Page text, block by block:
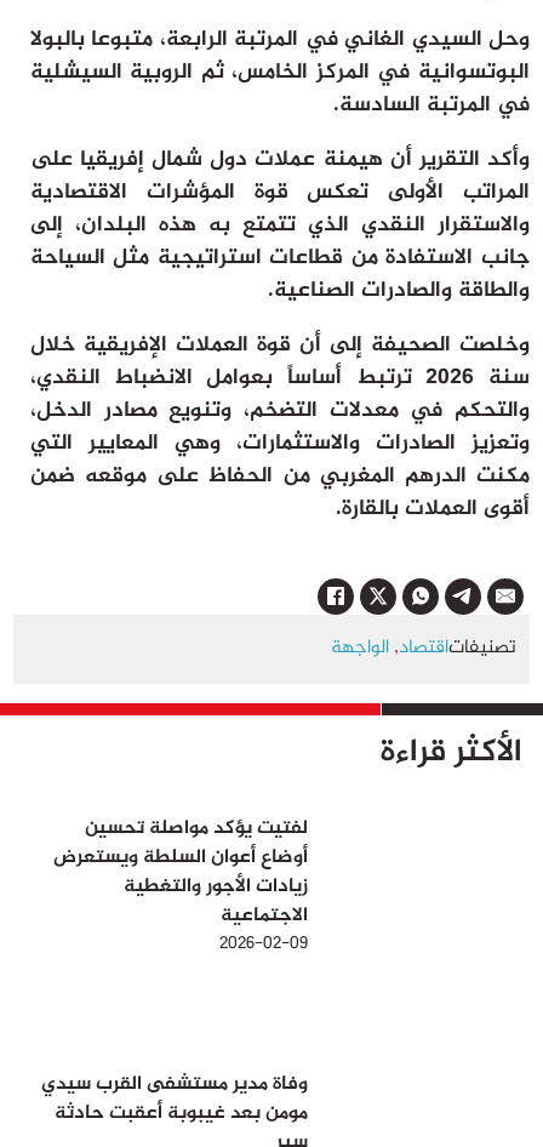
الأكثر قراءة
لفتيت يؤكد مواصلة تحسين
أوضاع أعوان السلطة ويستعرض
زيادات الأجور والتغطية
الاجتماعية
2026-02-09
وفاة مدير مستشفى القرب سيدي
مومن بعد غيبوبة أعقبت حادثة
وحل السيدي الغاني في المرتبة الرابعة، متبوعا بالبولا
البوتسوانية في المركز الخامس، ثم الروبية السيشلية
في المرتبة السادسة.
وأكد التقرير أن هيمنة عملات دول شمال إفريقيا على
المراتب الأولى تعكس قوة المؤشرات الاقتصادية
والاستقرار النقدي الذي تتمتع به هذه البلدان، إلى
جانب الاستفادة من قطاعات استراتيجية مثل السياحة
والطاقة والصادرات الصناعية.
وخلصت الصحيفة إلى أن قوة العملات الإفريقية خلال
سنة 2026 ترتبط أساساً بعوامل الانضباط النقدي،
والتحكم في معدلات التضخم، وتنويع مصادر الدخل،
وتعزيز الصادرات والاستثمارات، وهي المعايير التي
مكنت الدرهم المغربي من الحفاظ على موقعه ضمن
أقوى العملات بالقارة.
اقتصاد,الواجهة تصنيفات